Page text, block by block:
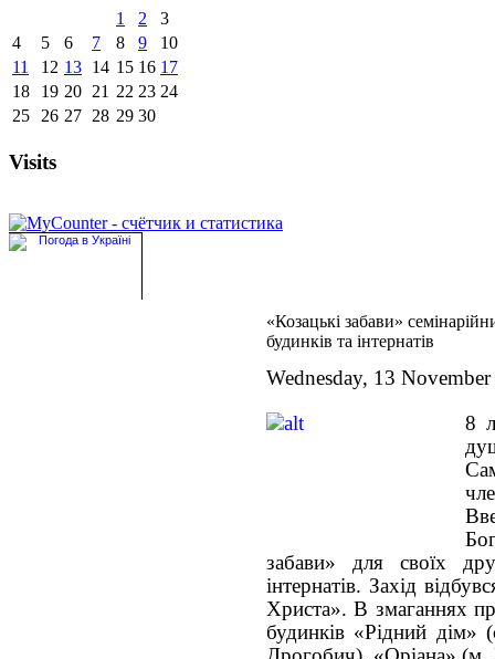
1
2
3
4
5 6 7 8 9
10
11
12 13 14 15 16 17
18
19 20 21 22 23 24
25
26 27 28 29 30
Visits
«Козацькі забави»
будинків та інтернатів
Wednesday, 13
8
забави» для своїх
інтернатів. Захід
Христа». В змаганнях
будинків «Рідний дім»